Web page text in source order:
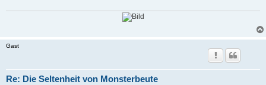
Gast
Re: Die Seltenheit von Monsterbeute